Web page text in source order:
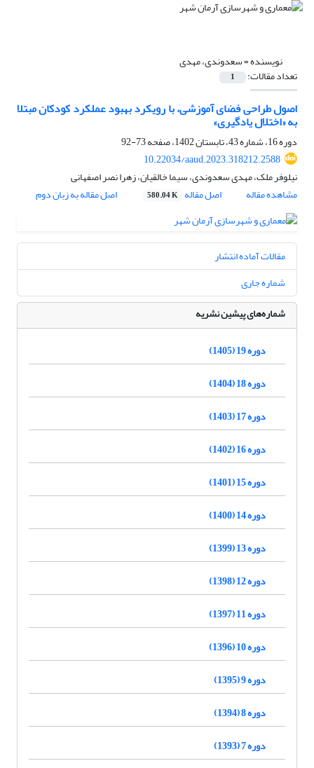
نویسنده =سعدوندی، مهدی
تعداد مقالات: 1
اصول طراحی فضای آموزشی، با رویکرد بهبود عملکرد کودکان مبتلا
به «اختلال یادگیری»
دوره 16، شماره 43، تابستان 1402، صفحه
73-92
10.22034/aaud.2023.318212.2588
نیلوفر ملک، مهدی سعدوندی، سیما خالقیان، زهرا نصر اصفهانی
مشاهده مقاله
اصل مقاله 580.04 K اصل مقاله به زبان دوم
مقالات آماده انتشار
شماره جاری
شماره‌های پیشین نشریه
دوره 19 (1405)
دوره 18 (1404)
دوره 17 (1403)
دوره 16 (1402)
دوره 15 (1401)
دوره 14 (1400)
دوره 13 (1399)
دوره 12 (1398)
دوره 11 (1397)
دوره 10 (1396)
دوره 9 (1395)
دوره 8 (1394)
دوره 7 (1393)